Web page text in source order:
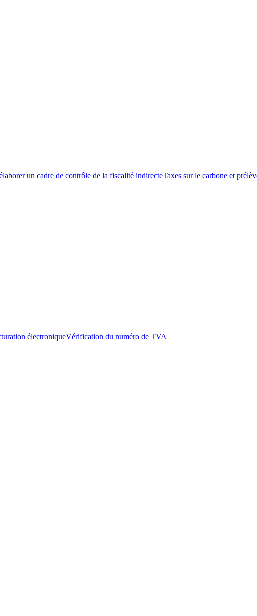
un cadre de contrôle de la fiscalité indirecteTaxes sur le carbone et
électroniqueVérification du numéro de TVA